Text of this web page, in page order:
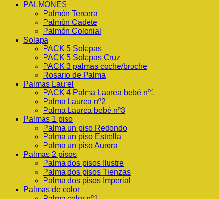
PALMONES
Palmón Tercera
Palmón Cadete
Palmón Colonial
Solapa
PACK 5 Solapas
PACK 5 Solapas Cruz
PACK 3 palmas coche/broche
Rosario de Palma
Palmas Laurel
PACK 4 Palma Laurea bebé nº1
Palma Laurea nº2
Palma Laurea bebé nº3
Palmas 1 piso
Palma un piso Redondo
Palma un piso Estrella
Palma un piso Aurora
Palmas 2 pisos
Palma dos pisos Ilustre
Palma dos pisos Trenzas
Palma dos pisos Imperial
Palmas de color